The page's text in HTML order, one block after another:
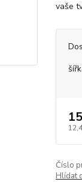
vaše
Číslo
Hlídat